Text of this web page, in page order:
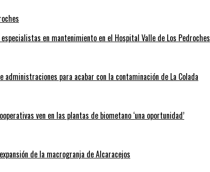
especialistas en mantenimiento en el Hospital Valle de Los Pedroches
administraciones para acabar con la contaminación de La Colada
ven en las plantas de biometano ‘una oportunidad’
de la macrogranja de Alcaracejos